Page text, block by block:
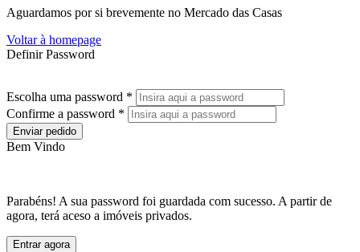
Aguardamos por si brevemente no Mercado das Casas
Voltar à homepage
Definir Password
Escolha uma password *
Confirme a password *
Enviar pedido
Bem Vindo
Parabéns! A sua password foi guardada com sucesso. A partir de
agora, terá aceso a imóveis privados.
Entrar agora